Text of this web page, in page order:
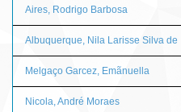
Aires, Rodrigo Barbosa
Albuquerque, Nila Larisse Silva de
Melgaço Garcez, Emãnuella
Nicola, André Moraes